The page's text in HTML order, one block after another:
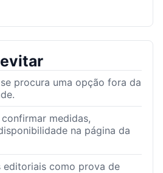
procura uma opção fora da
medidas,
na página da
editoriais como prova de